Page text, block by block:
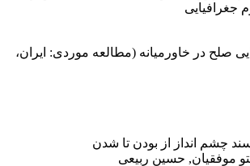
جغرافیایی
صلح در خاورمیانه (مطالعه موردی: ایران،
چشم انداز از بودن تا شدن
موفقیان, حسین ربیعی